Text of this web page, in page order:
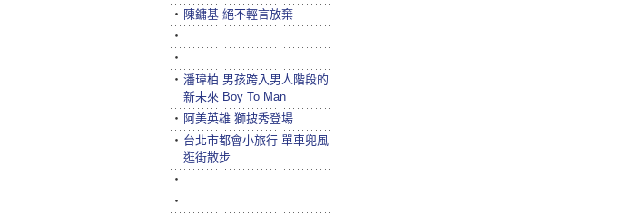
‧ 陳鏞基 絕不輕言放棄
‧
‧
‧ 潘瑋柏 男孩跨入男人階段的
新未來 Boy To Man
‧ 阿美英雄 獅披秀登場
‧ 台北市都會小旅行 單車兜風
逛街散步
‧
‧